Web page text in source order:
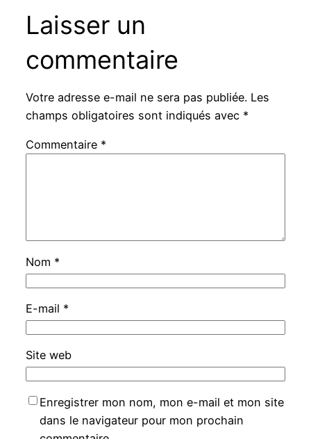
Laisser un
commentaire
Votre adresse e-mail ne sera pas publiée. Les
champs obligatoires sont indiqués avec *
Commentaire *
Nom *
E-mail *
Site web
Enregistrer mon nom, mon e-mail et mon site
dans le navigateur pour mon prochain